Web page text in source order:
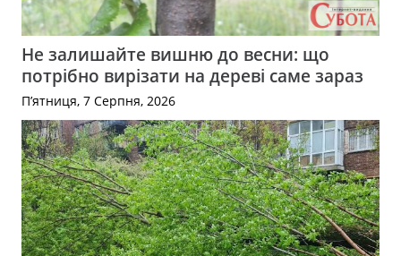
Не залишайте вишню до весни: що
потрібно вирізати на дереві саме зараз
П’ятниця, 7 Серпня, 2026